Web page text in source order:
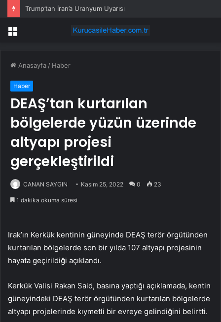
Trump’tan İran’a Uranyum Uyarısı
Menü
Anasayfa / Haber
Haber
DEAŞ’tan kurtarılan
bölgelerde yüzün üzerinde
altyapı projesi
gerçekleştirildi
CANAN SAYGIN Kasım 25, 2022 0 23
1 dakika okuma süresi
Irak’ın Kerkük kentinin güneyinde DEAŞ terör örgütünden
kurtarılan bölgelerde son bir yılda 107 altyapı projesinin
hayata geçirildiği açıklandı.
Kerkük Valisi Rakan Said, basına yaptığı açıklamada, kentin
güneyindeki DEAŞ terör örgütünden kurtarılan bölgelerde
altyapı projelerinde kıymetli bir evreye gelindiğini belirtti.